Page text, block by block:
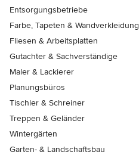
Entsorgungsbetriebe
Farbe, Tapeten & Wandverkleidung
Fliesen & Arbeitsplatten
Gutachter & Sachverständige
Maler & Lackierer
Planungsbüros
Tischler & Schreiner
Treppen & Geländer
Wintergärten
Garten- & Landschaftsbau